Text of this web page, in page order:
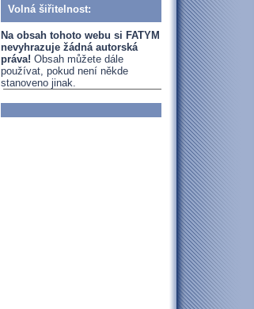
Volná šiřitelnost:
Na obsah tohoto webu si FATYM
nevyhrazuje žádná autorská
práva! Obsah můžete dále
používat, pokud není někde
stanoveno jinak.